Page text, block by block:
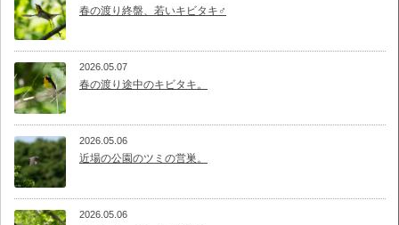
春の渡り終盤、若いキビタキ♂
2026.05.07
春の渡り途中のキビタキ。
2026.05.06
近場の公園のツミの営巣。
2026.05.06